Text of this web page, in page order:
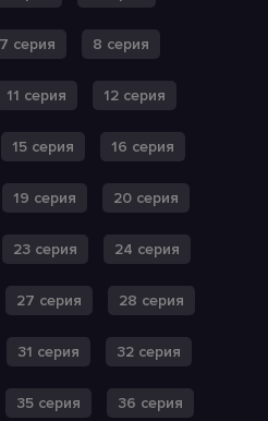
7 серия 8 серия
11 серия 12 серия
15 серия 16 серия
19 серия 20 серия
23 серия 24 серия
27 серия 28 серия
31 серия 32 серия
35 серия 36 серия